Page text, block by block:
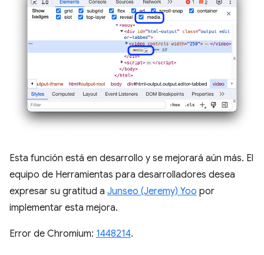
Esta función está en desarrollo y se mejorará aún más. El
equipo de Herramientas para desarrolladores desea
expresar su gratitud a Junseo (Jeremy) Yoo por
implementar esta mejora.
Error de Chromium: 1448214.